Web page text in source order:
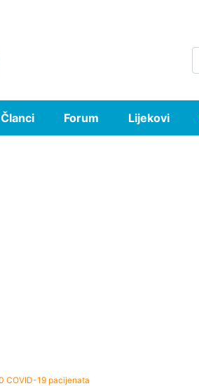
Članci Forum Lijekovi
COVID-19 pacijenata